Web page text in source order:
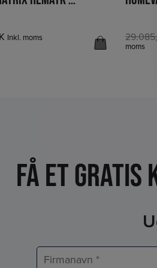
Inkl. moms
moms
Få et
Firmanavn